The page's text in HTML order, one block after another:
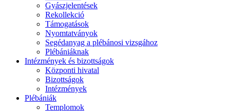
Gyászjelentések
Rekollekció
Támogatások
Nyomtatványok
Segédanyag a plébánosi vizsgához
Plébániáknak
Intézmények és bizottságok
Központi hivatal
Bizottságok
Intézmények
Plébániák
Templomok